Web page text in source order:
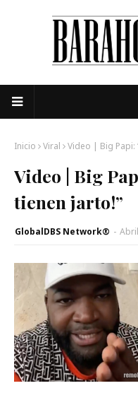
Inicio Viral Video | Big Papi:
Video | Big
tienen jarto!”
GlobalDBS Network® -